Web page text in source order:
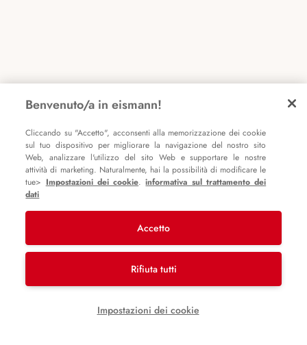
Benvenuto/a in eismann!
Cliccando su "Accetto", acconsenti alla memorizzazione dei cookie
sul tuo dispositivo per migliorare la navigazione del nostro sito
Web, analizzare l'utilizzo del sito Web e supportare le nostre
attività di marketing. Naturalmente, hai la possibilità di modificare le
tue> Impostazioni dei cookie.informativa sul trattamento dei
dati
Accetto
Rifiuta tutti
Impostazioni dei cookie